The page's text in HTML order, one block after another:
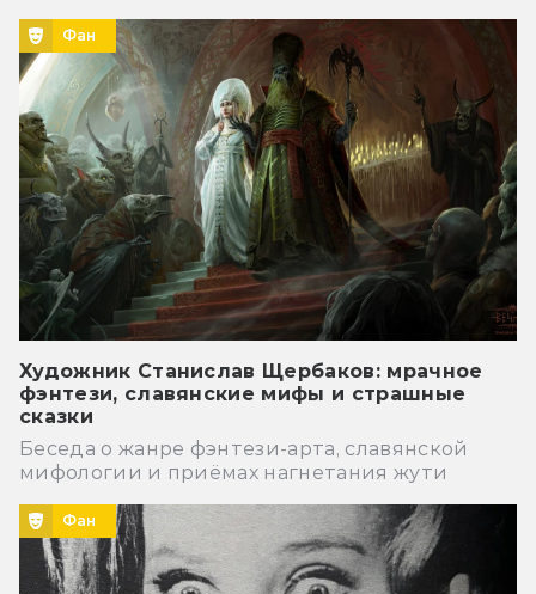
Фан
Художник Станислав Щербаков: мрачное
фэнтези, славянские мифы и страшные
сказки
Беседа о жанре фэнтези-арта, славянской
мифологии и приёмах нагнетания жути
Фан